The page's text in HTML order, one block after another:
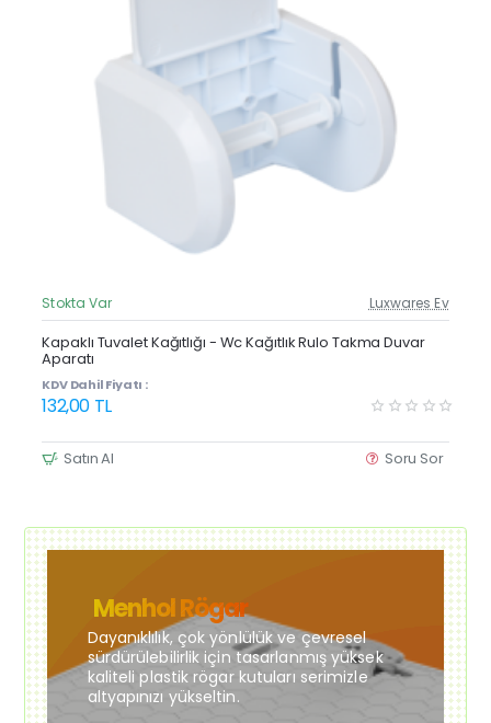
Güncel Fiyat
Yeni Ürün
Stokta Var Luxwares Ev
Kapaklı Tuvalet Kağıtlığı - Wc Kağıtlık Rulo Takma Duvar
Aparatı
KDV Dahil Fiyatı :
132,00 TL
Satın Al Soru Sor
Menhol Rögar
Dayanıklılık, çok yönlülük ve çevresel
sürdürülebilirlik için tasarlanmış yüksek
kaliteli plastik rögar kutuları serimizle
altyapınızı yükseltin.